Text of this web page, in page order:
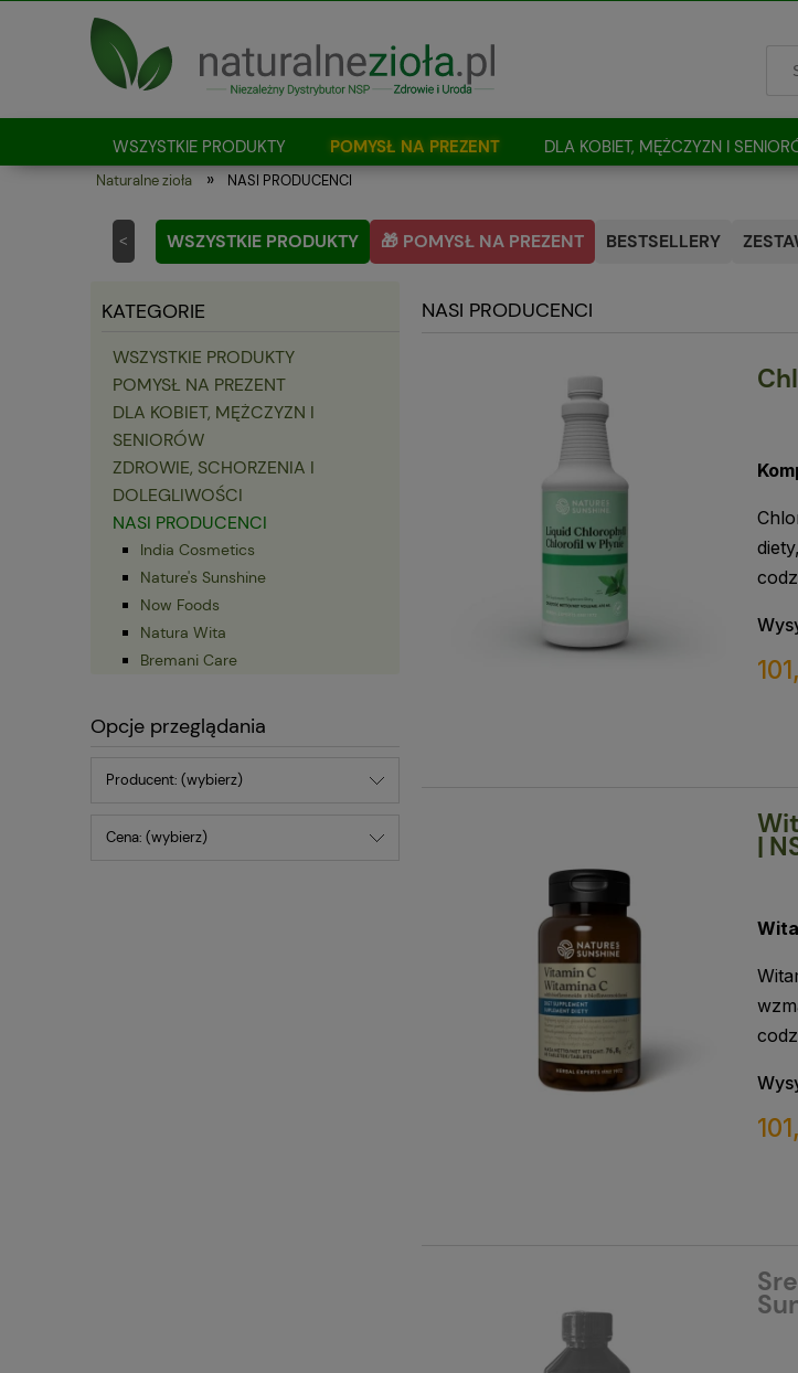
WSZYSTKIE PRODUKTY POMYSŁ NA PREZENT DLA KOBIET, MĘŻCZYZN I
Jak kupować?
Naturalne zioła » NASI PRODUCENCI
WSZYSTKIE PRODUKTY 🎁 POMYSŁ NA PREZENT BESTSELLERY
<
KATEGORIE
WSZYSTKIE PRODUKTY
POMYSŁ NA PREZENT
DLA KOBIET, MĘŻCZYZN I
SENIORÓW
ZDROWIE, SCHORZENIA I
DOLEGLIWOŚCI
NASI PRODUCENCI
India Cosmetics
Nature's Sunshine
Now Foods
Natura Wita
Bremani Care
Opcje przeglądania
Producent: (wybierz)
Cena: (wybierz)
NASI PRODUCENCI
|